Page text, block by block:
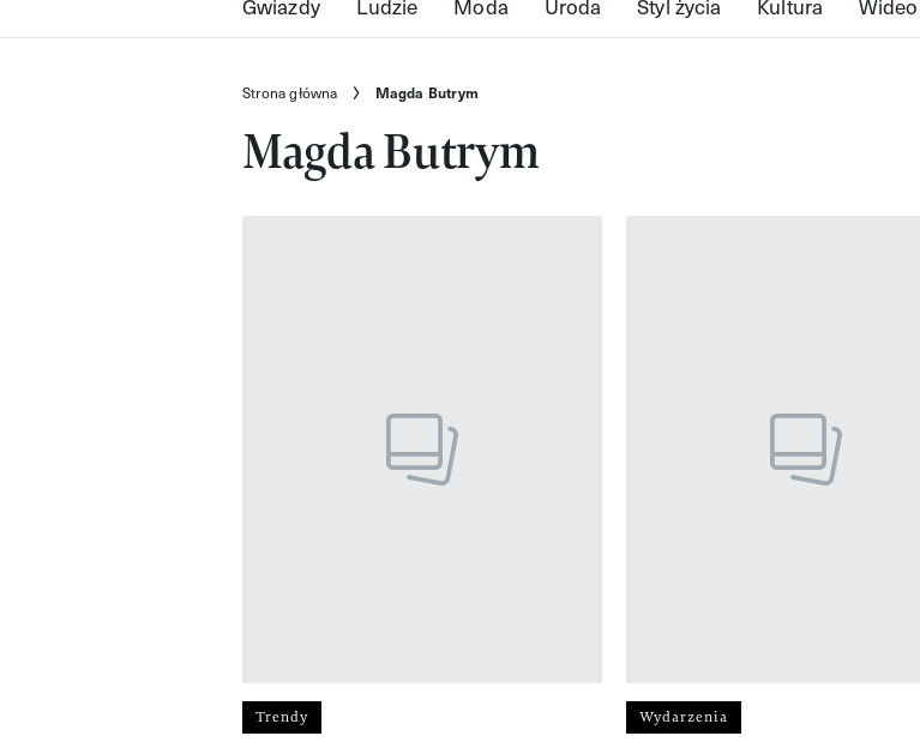
Strona główna Magda Butrym
Magda Butrym
Trendy Wydarzenia